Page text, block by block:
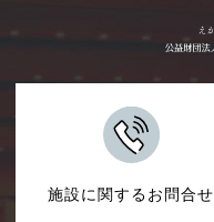
施設に関するお問合せ